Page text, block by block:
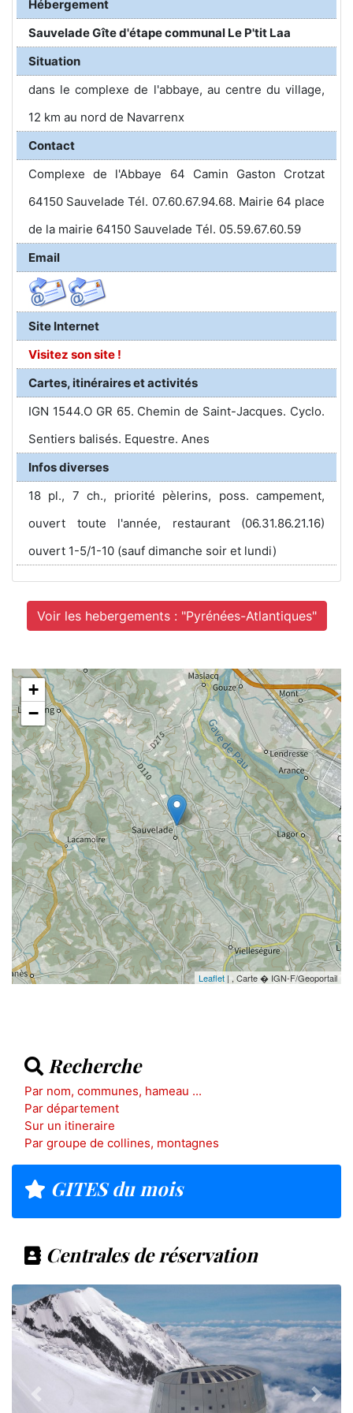
Hébergement
Sauvelade Gîte d'étape communal Le P'tit Laa
Situation
dans le complexe de l'abbaye, au centre du village,
12 km au nord de Navarrenx
Contact
Complexe de l'Abbaye 64 Camin Gaston Crotzat
64150 Sauvelade Tél. 07.60.67.94.68. Mairie 64 place
de la mairie 64150 Sauvelade Tél. 05.59.67.60.59
Email
Site Internet
Visitez son site !
Cartes, itinéraires et activités
IGN 1544.O GR 65. Chemin de Saint-Jacques. Cyclo.
Sentiers balisés. Equestre. Anes
Infos diverses
18 pl., 7 ch., priorité pèlerins, poss. campement,
ouvert toute l'année, restaurant (06.31.86.21.16)
ouvert 1-5/1-10 (sauf dimanche soir et lundi)
Voir les hebergements : "Pyrénées-Atlantiques"
+
−
Leaflet | , Carte � IGN-F/Geoportail
Recherche
Par nom, communes, hameau ...
Par département
Sur un itineraire
Par groupe de collines, montagnes
GITES du mois
Centrales de réservation